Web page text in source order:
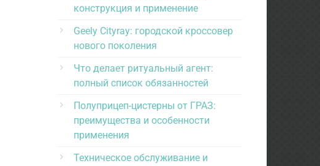
конструкция и применение
Geely Cityray: городской кроссовер
нового поколения
Что делает ритуальный агент:
полный список обязанностей
Полуприцеп-цистерны от ГРАЗ:
преимущества и особенности
применения
Техническое обслуживание и